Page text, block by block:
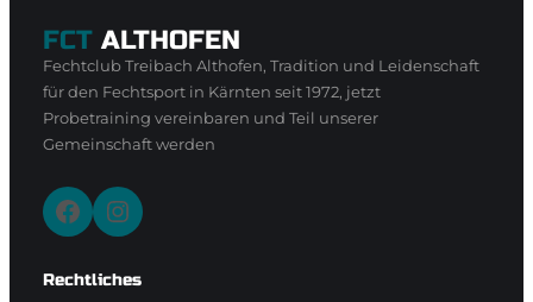
FCT ALTHOFEN
Fechtclub Treibach Althofen, Tradition und Leidenschaft
für den Fechtsport in Kärnten seit 1972, jetzt
Probetraining vereinbaren und Teil unserer
Gemeinschaft werden
Facebook Instagram
Rechtliches